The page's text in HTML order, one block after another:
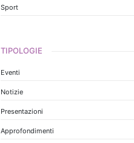
Sport
TIPOLOGIE
Eventi
Notizie
Presentazioni
Approfondimenti